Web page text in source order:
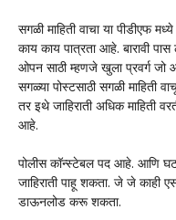
सगळी माहिती वाचा या पीडीएफ
काय काय पात्रता आहे. बारावी
ओपन साठी म्हणजे खुला प्रवर्ग जो
सगळ्या पोस्टसाठी सगळी माहिती
तर इथे जाहिराती अधिक माहिती
आहे.
पोलीस कॉन्स्टेबल पद आहे. आणि
जाहिराती पाहू शकता. जे जे
डाऊनलोड करू शकता.